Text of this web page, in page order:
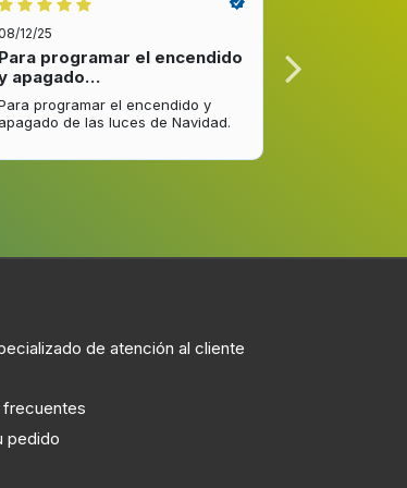
46 kWh
50 Hz
12/25
Para programar el encendido
apagado…
programar el encendido y
apagado de las luces de Navidad.
venta y…
de atención al cliente
frecuentes
pedido